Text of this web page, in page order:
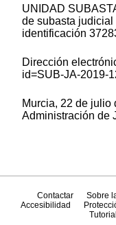
UNIDAD
de subasta
identificación
Dirección
id=SUB-JA-2019-
Murcia, 22 de julio
Administración de
Contactar Sobre
Accesibilidad